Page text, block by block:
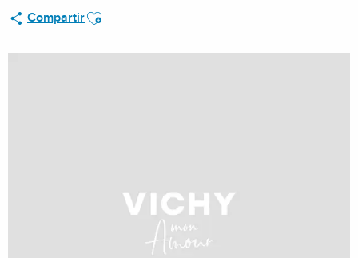
CompartirAjouter aux favoris